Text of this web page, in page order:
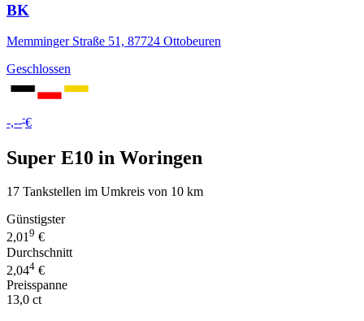
BK
Memminger Straße 51, 87724 Ottobeuren
Geschlossen
-,---€
Super E10 in Woringen
17 Tankstellen im Umkreis von 10 km
Günstigster
2,019 €
Durchschnitt
2,044 €
Preisspanne
13,0 ct